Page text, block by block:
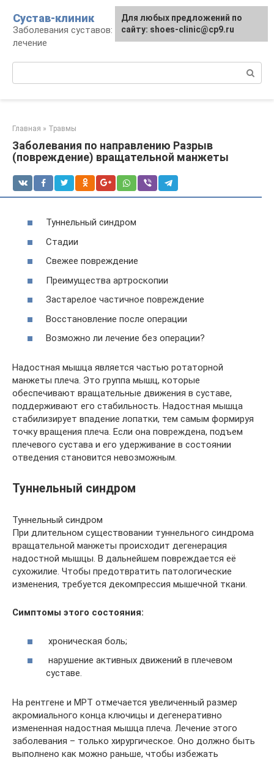
контенту
Сустав-клиник
Заболевания суставов: профилактика и
лечение
Главная » Травмы
Заболевания по направлению Разрыв
(повреждение) вращательной манжеты
Туннельный синдром
Стадии
Свежее повреждение
Преимущества артроскопии
Застарелое частичное повреждение
Восстановление после операции
Возможно ли лечение без операции?
Надостная мышца является частью ротаторной
манжеты плеча. Это группа мышц, которые
обеспечивают вращательные движения в суставе,
поддерживают его стабильность. Надостная мышца
стабилизирует впадение лопатки, тем самым формируя
точку вращения плеча. Если она повреждена, подъем
плечевого сустава и его удерживание в состоянии
отведения становится невозможным.
Туннельный синдром
Туннельный синдром
При длительном существовании туннельного синдрома
вращательной манжеты происходит дегенерация
надостной мышцы. В дальнейшем повреждается её
сухожилие. Чтобы предотвратить патологические
изменения, требуется декомпрессия мышечной ткани.
Симптомы этого состояния:
хроническая боль;
нарушение активных движений в плечевом
суставе.
На рентгене и МРТ отмечается увеличенный размер
акромиального конца ключицы и дегенеративно
измененная надостная мышца плеча. Лечение этого
заболевания – только хирургическое. Оно должно быть
выполнено как можно раньше, чтобы избежать
Для любых предложений по
сайту: shoes-clinic@cp9.ru